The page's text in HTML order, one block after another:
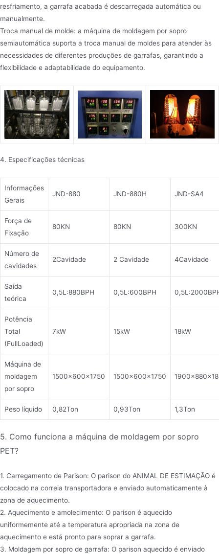
resfriamento, a garrafa acabada é descarregada automática ou
manualmente.
Troca manual de molde: a máquina de moldagem por sopro
semiautomática suporta a troca manual de moldes para atender às
necessidades de diferentes produções de garrafas, garantindo a
flexibilidade e adaptabilidade do equipamento.
4. Especificações técnicas
Informações
Gerais
JND-880 JND-880H JND-SA4
Força de
Fixação
80KN 80KN 300KN
Número de
cavidades
2Cavidade 2 Cavidade 4Cavidade
Saída
teórica
0,5L:880BPH 0,5L:600BPH
Potência
Total
(FullLoaded)
7kW 15kW 18kW
Máquina de
moldagem
por sopro
1500×600×1750 1500×600×1750
Peso líquido 0,82Ton 0,93Ton 1,3Ton
5. Como funciona a máquina de moldagem por sopro
PET?
1. Carregamento de Parison: O parison do ANIMAL DE ESTIMAÇÃO é
colocado na correia transportadora e enviado automaticamente à
zona de aquecimento.
2. Aquecimento e amolecimento: O parison é aquecido
uniformemente até a temperatura apropriada na zona de
aquecimento e está pronto para soprar a garrafa.
3. Moldagem por sopro de garrafa: O parison aquecido é enviado